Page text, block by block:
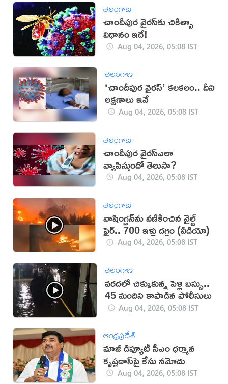
తెలంగాణ
చాందీపుర వైరస్‌కు చికిత్సా
విధానం ఇదే!
Aug 04, 2026, 05:08 IST
తెలంగాణ
‘చాందీపుర వైరస్’ కలకలం.. దీని
ల‌క్ష‌ణాలు ఇవే
Aug 04, 2026, 05:08 IST
తెలంగాణ
చాందీపుర వైరస్ఎలా
వ్యాపిస్తుందో తెలుసా?
Aug 04, 2026, 05:08 IST
తెలంగాణ
వాషింగ్టన్‌ను వణికించిన వైల్డ్
ఫైర్.. 700 ఇళ్లు దగ్ధం (వీడియో)
Aug 04, 2026, 05:08 IST
తెలంగాణ
వరదలో చిక్కుకున్న పెళ్లి బస్సు..
45 మందిని కాపాడిన పోలీసులు
Aug 04, 2026, 05:08 IST
ఆంధ్రప్రదేశ్
మాజీ డిప్యూటీ సీఎం ధర్మాన
కృష్ణదాస్‌పై కేసు నమోదు
Aug 04, 2026, 05:08 IST